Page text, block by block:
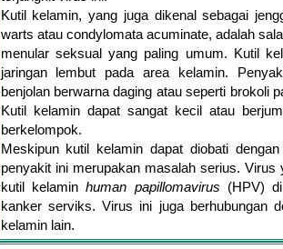
Kutil kelamin, yang juga dikenal sebagai
warts atau condylomata acuminate, adalah
menular seksual yang paling umum. Kutil
jaringan lembut pada area kelamin.
benjolan berwarna daging atau seperti brokoli
Kutil kelamin dapat sangat kecil atau
berkelompok.
Meskipun kutil kelamin dapat diobati
penyakit ini merupakan masalah serius. Virus
kutil kelaminhuman papillomavirus (HPV)
kanker serviks. Virus ini juga berhubungan
kelamin lain.